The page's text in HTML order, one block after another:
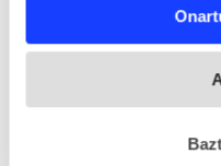
and set your
fitxategiak erabiltzen
esplizitua ematen